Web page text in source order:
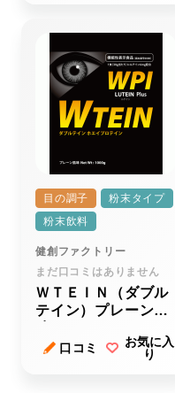
目の調子
粉末タイプ
粉末飲料
健創ファクトリー
まだ口コミはありません
ＷＴＥＩＮ（ダブル
テイン）プレーン風
口コミ
お気に入
り